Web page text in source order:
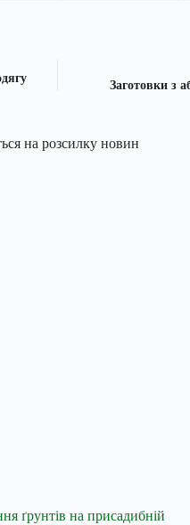
Заготовки з
на розсилку новин
ґрунтів на присадибній